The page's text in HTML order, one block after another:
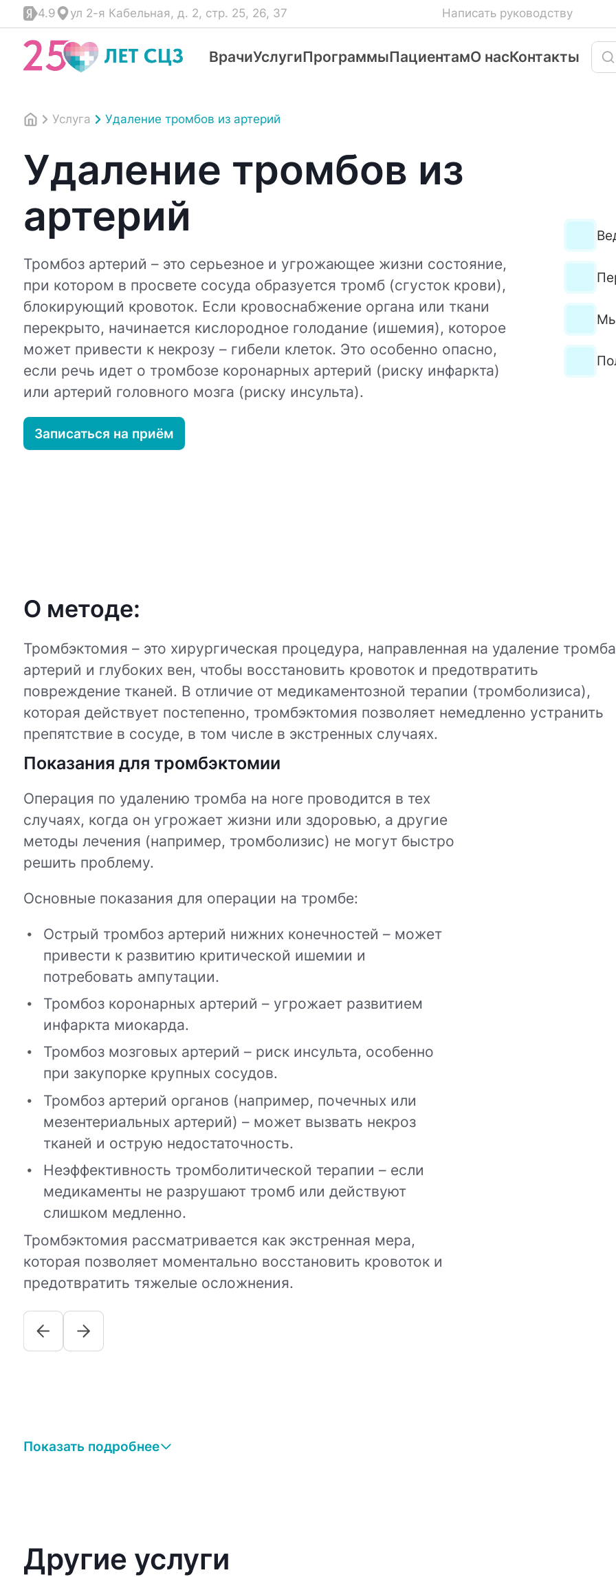
4.9 ул 2-я Кабельная, д. 2, стр. 25, 26, 37 Написать руководству
ВрачиУслугиПрограммыПациентамО насКонтакты
Услуга Удаление тромбов из артерий
Удаление тромбов из
артерий
Тромбоз артерий – это серьезное и угрожающее жизни состояние,
при котором в просвете сосуда образуется тромб (сгусток крови),
блокирующий кровоток. Если кровоснабжение органа или ткани
перекрыто, начинается кислородное голодание (ишемия), которое
может привести к некрозу – гибели клеток. Это особенно опасно,
если речь идет о тромбозе коронарных артерий (риску инфаркта)
или артерий головного мозга (риску инсульта).
Записаться на приём
О методе:
Тромбэктомия – это хирургическая процедура, направленная на удаление
артерий и глубоких вен, чтобы восстановить кровоток и предотвратить
повреждение тканей. В отличие от медикаментозной терапии (тромболизиса),
которая действует постепенно, тромбэктомия позволяет немедленно устранить
препятствие в сосуде, в том числе в экстренных случаях.
Показания для тромбэктомии
Операция по удалению тромба на ноге проводится в тех
случаях, когда он угрожает жизни или здоровью, а другие
методы лечения (например, тромболизис) не могут быстро
решить проблему.
Основные показания для операции на тромбе:
Острый тромбоз артерий нижних конечностей – может
привести к развитию критической ишемии и
потребовать ампутации.
Тромбоз коронарных артерий – угрожает развитием
инфаркта миокарда.
Тромбоз мозговых артерий – риск инсульта, особенно
при закупорке крупных сосудов.
Тромбоз артерий органов (например, почечных или
мезентериальных артерий) – может вызвать некроз
тканей и острую недостаточность.
Неэффективность тромболитической терапии – если
медикаменты не разрушают тромб или действуют
слишком медленно.
Тромбэктомия рассматривается как экстренная мера,
которая позволяет моментально восстановить кровоток и
предотвратить тяжелые осложнения.
Показать подробнее
Другие услуги